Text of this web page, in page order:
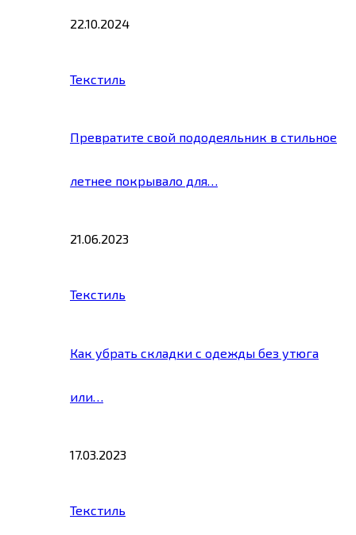
22.10.2024
Текстиль
Превратите свой пододеяльник в стильное
летнее покрывало для…
21.06.2023
Текстиль
Как убрать складки с одежды без утюга
или…
17.03.2023
Текстиль